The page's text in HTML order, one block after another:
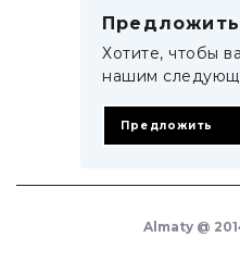
Предложить
Хотите, чтобы
нашим
Предложить
Almaty @